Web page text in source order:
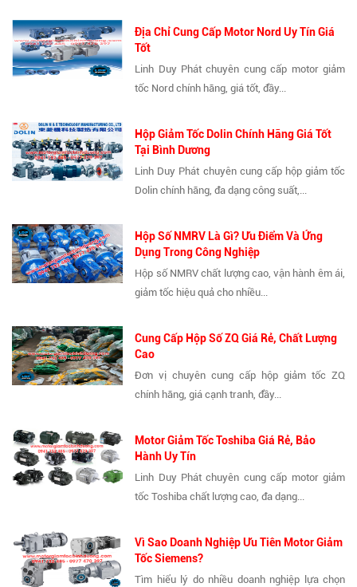
Địa Chỉ Cung Cấp Motor Nord Uy Tín Giá
Tốt
Linh Duy Phát chuyên cung cấp motor giảm
tốc Nord chính hãng, giá tốt, đầy...
Hộp Giảm Tốc Dolin Chính Hãng Giá Tốt
Tại Bình Dương
Linh Duy Phát chuyên cung cấp hộp giảm tốc
Dolin chính hãng, đa dạng công suất,...
Hộp Số NMRV Là Gì? Ưu Điểm Và Ứng
Dụng Trong Công Nghiệp
Hộp số NMRV chất lượng cao, vận hành êm ái,
giảm tốc hiệu quả cho nhiều...
Cung Cấp Hộp Số ZQ Giá Rẻ, Chất Lượng
Cao
Đơn vị chuyên cung cấp hộp giảm tốc ZQ
chính hãng, giá cạnh tranh, đầy...
Motor Giảm Tốc Toshiba Giá Rẻ, Bảo
Hành Uy Tín
Linh Duy Phát chuyên cung cấp motor giảm
tốc Toshiba chất lượng cao, đa dạng...
Vì Sao Doanh Nghiệp Ưu Tiên Motor Giảm
Tốc Siemens?
Tìm hiểu lý do nhiều doanh nghiệp lựa chọn